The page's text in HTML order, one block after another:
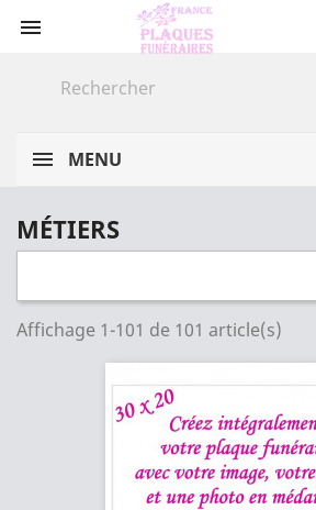

MENU
MÉTIERS
Affichage 1-101 de 101 article(s)